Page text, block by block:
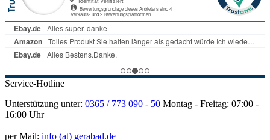
Service-Hotline
Unterstützung unter: 0365 / 773 090 - 50 Montag - Freitag: 07:00 -
16:00 Uhr
per Mail: info (at) gerabad.de